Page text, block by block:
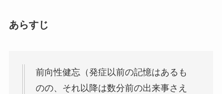
あらすじ
前向性健忘（発症以前の記憶はあるも
のの、それ以降は数分前の出来事さえ